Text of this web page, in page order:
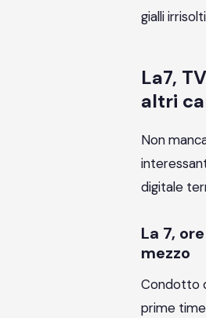
gialli
La7,
altri
Non
digitale
La 7,
mezzo
Condotto
prime